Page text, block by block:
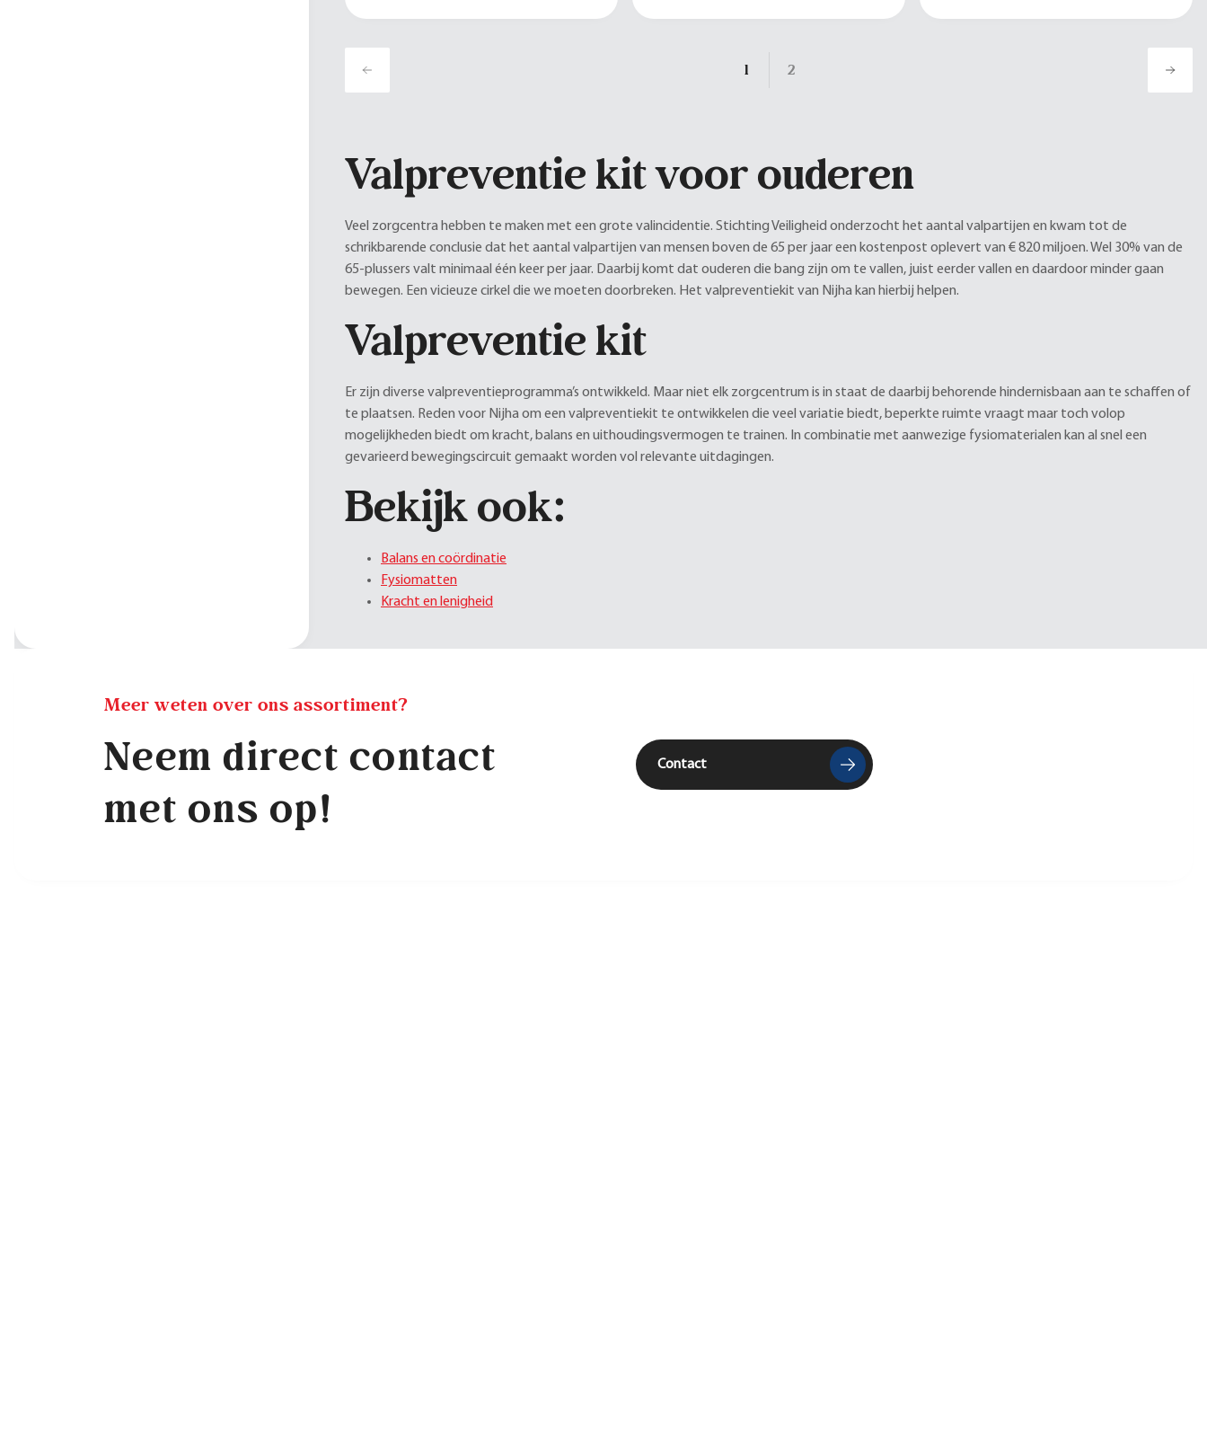
1 2
Valpreventie kit voor ouderen
Veel zorgcentra hebben te maken met een grote valincidentie. Stichting Veiligheid onderzocht het aantal valpartijen en kwam tot de
schrikbarende conclusie dat het aantal valpartijen van mensen boven de 65 per jaar een kostenpost oplevert van € 820 miljoen. Wel 30% van de
65-plussers valt minimaal één keer per jaar. Daarbij komt dat ouderen die bang zijn om te vallen, juist eerder vallen en daardoor minder gaan
bewegen. Een vicieuze cirkel die we moeten doorbreken. Het valpreventiekit van Nijha kan hierbij helpen.
Valpreventie kit
Er zijn diverse valpreventieprogramma’s ontwikkeld. Maar niet elk zorgcentrum is in staat de daarbij behorende hindernisbaan aan te schaffen of
te plaatsen. Reden voor Nijha om een valpreventiekit te ontwikkelen die veel variatie biedt, beperkte ruimte vraagt maar toch volop
mogelijkheden biedt om kracht, balans en uithoudingsvermogen te trainen. In combinatie met aanwezige fysiomaterialen kan al snel een
gevarieerd bewegingscircuit gemaakt worden vol relevante uitdagingen.
Bekijk ook:
Balans en coördinatie
Fysiomatten
Kracht en lenigheid
Meer weten over ons assortiment?
Neem direct contact
met ons op!
Contact